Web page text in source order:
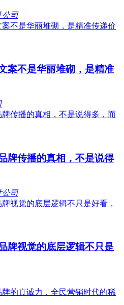
公司
案不是华丽堆砌，是精准
牌传播的真相，不是说得
公司
牌视觉的底层逻辑不只是